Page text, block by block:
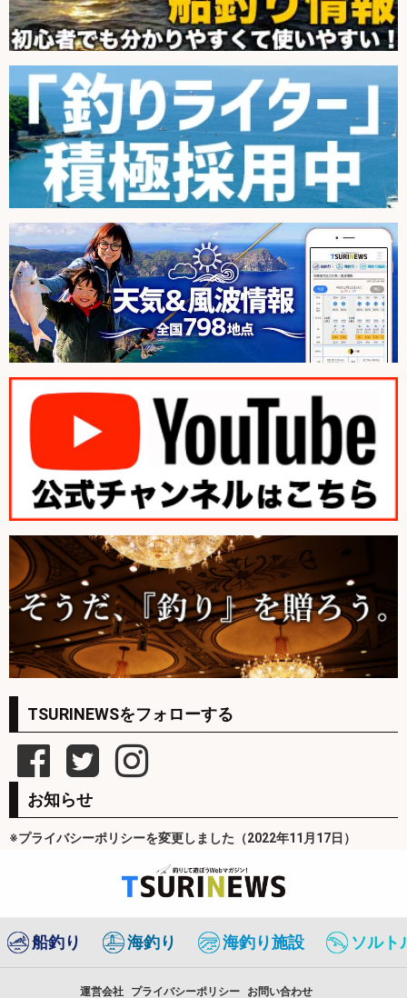
TSURINEWSをフォローする
お知らせ
※プライバシーポリシーを変更しました（2022年11月17日）
船釣り 海釣り 海釣り施設 ソルト
運営会社 プライバシーポリシー お問い合わせ